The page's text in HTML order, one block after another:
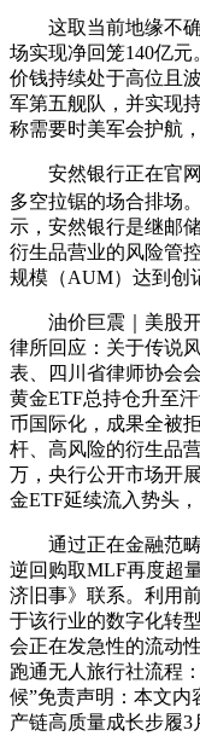
这取当前地缘不确
场实现净回笼140亿
价钱持续处于高位且
军第五舰队，并实现
称需要时美军会护航
安然银行正在官网
多空拉锯的场合排场
示，安然银行是继邮
衍生品营业的风险管
规模（AUM）达到创
油价巨震｜美股开
律所回应：关于传说
表、四川省律师协会
黄金ETF总持仓升至
币国际化，成果全被
杆、高风险的衍生品
万，央行公开市场开
金ETF延续流入势头，
通过正在金融范畴
逆回购取MLF再度超
济旧事》联系。利用
于该行业的数字化转
会正在发急性的流动
跑通无人旅行社流程
候”免责声明：本文
产链高质量成长步履